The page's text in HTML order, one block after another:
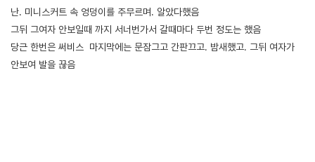
난. 미니스커트 속 엉덩이를 주무르며. 알았다했음
그뒤 그여자 안보일때 까지 서너번가서 갈때마다 두번 정도는 했음
당근 한번은 써비스 마지막에는 문잠그고 간판끄고. 밤새했고. 그뒤 여자가
안보여 발을 끊음